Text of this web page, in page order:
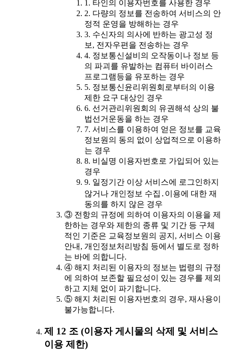
1. 타인의 이용자번호를 사용한 경우
2. 다량의 정보를 전송하여 서비스의 안
정적 운영을 방해하는 경우
3. 수신자의 의사에 반하는 광고성 정
보, 전자우편을 전송하는 경우
4. 정보통신설비의 오작동이나 정보 등
의 파괴를 유발하는 컴퓨터 바이러스
프로그램등을 유포하는 경우
5. 정보통신윤리위원회로부터의 이용
제한 요구 대상인 경우
6. 선거관리위원회의 유권해석 상의 불
법선거운동을 하는 경우
7. 서비스를 이용하여 얻은 정보를 교육
정보원의 동의 없이 상업적으로 이용하
는 경우
8. 비실명 이용자번호로 가입되어 있는
경우
9. 일정기간 이상 서비스에 로그인하지
않거나 개인정보 수집․이용에 대한 재
동의를 하지 않은 경우
③ 전항의 규정에 의하여 이용자의 이용을 제
한하는 경우와 제한의 종류 및 기간 등 구체
적인 기준은 교육정보원의 공지, 서비스 이용
안내, 개인정보처리방침 등에서 별도로 정하
는 바에 의합니다.
④ 해지 처리된 이용자의 정보는 법령의 규정
에 의하여 보존할 필요성이 있는 경우를 제외
하고 지체 없이 파기합니다.
⑤ 해지 처리된 이용자번호의 경우, 재사용이
불가능합니다.
제 12 조 (이용자 게시물의 삭제 및 서비스
이용 제한)